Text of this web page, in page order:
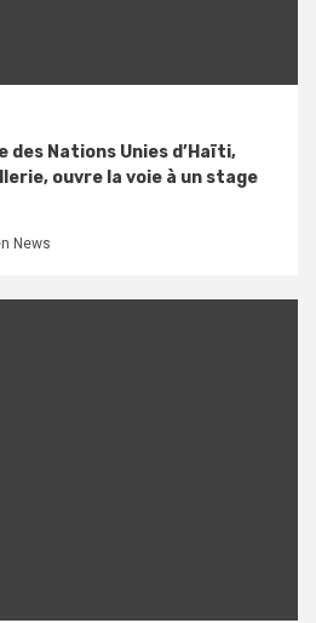
des Nations Unies d’Haïti,
ouvre la voie à un stage
News